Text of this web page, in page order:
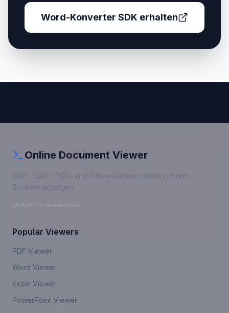
Word-Konverter SDK erhalten
Online Document Viewer
PDF-, CAD-, PSD- und Office-Dateien direkt in Ihrem
Browser anzeigen
Built for developers
Popular Viewers
PDF Viewer
Word Viewer
Excel Viewer
PowerPoint Viewer